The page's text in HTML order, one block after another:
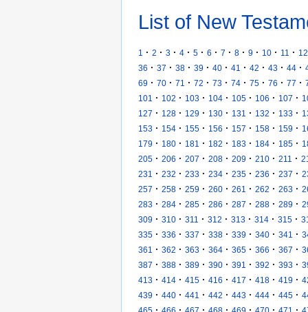
List of New
1 · 2 · 3 · 4 · 5 · 6 · 7 · 8 · 9 · 10 · 11 · 12
36 · 37 · 38 · 39 · 40 · 41 · 42 · 43 · 44 ·
69 · 70 · 71 · 72 · 73 · 74 · 75 · 76 · 77 ·
101
· 102 · 103 · 104 · 105 · 106 · 107 ·
127 · 128 · 129 · 130 · 131 · 132 · 133 ·
153 · 154 · 155 · 156 · 157 · 158 · 159 ·
179 · 180 · 181 · 182 · 183 · 184 · 185 ·
205 · 206 · 207 · 208 · 209 · 210 · 211 ·
231
· 232 · 233 · 234 · 235 · 236 · 237 ·
257 · 258 · 259 · 260 · 261 · 262 · 263 ·
283 · 284 · 285 · 286 · 287 · 288 · 289 ·
309 · 310 · 311 · 312 · 313 · 314 · 315 ·
335 · 336 · 337 · 338 · 339 · 340 · 341 ·
361
· 362 · 363 · 364 · 365 · 366 · 367 ·
387 · 388 · 389 · 390 · 391 · 392 · 393 ·
413 · 414 · 415 · 416 · 417 · 418 · 419 ·
439 · 440 · 441 · 442 · 443 · 444 · 445 ·